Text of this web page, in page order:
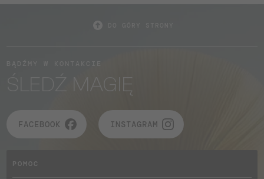
ŚLEDŹ MAGIĘ
FACEBOOK INSTAGRAM
POMOC